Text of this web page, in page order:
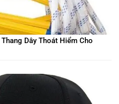
Dây Thoát Hiểm Cho